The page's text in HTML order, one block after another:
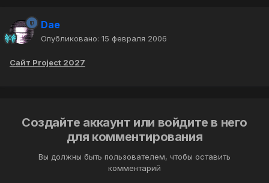
Dae
Опубликовано: 15 февраля 2006
Сайт Project 2027
Создайте аккаунт или войдите в него
для комментирования
Вы должны быть пользователем, чтобы оставить
комментарий